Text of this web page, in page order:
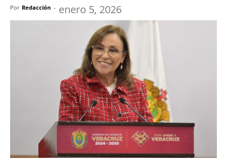
Por Redacción - enero 5, 2026